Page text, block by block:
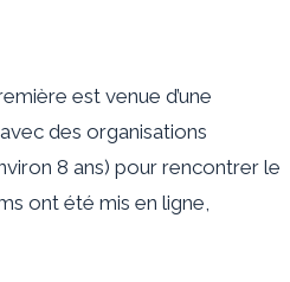
est venue d’une
des organisations
8 ans) pour rencontrer le
ont été mis en ligne,